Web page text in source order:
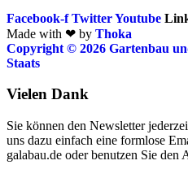
Facebook-f TwitterYoutube
Made with ❤ by Thoka
Copyright © 2026 Gartenbau
Staats
Vielen Dank
Sie können den Newsletter
uns dazu einfach eine formlose
galabau.de oder benutzen Sie